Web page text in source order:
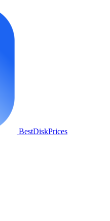
BestDiskPrices